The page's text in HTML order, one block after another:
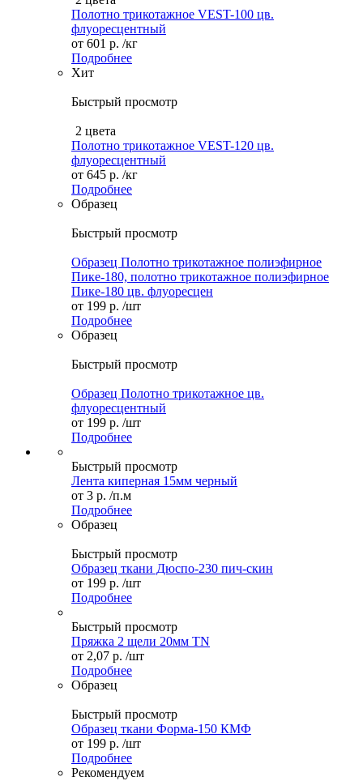
Полотно трикотажное VEST-100 цв.
флуоресцентный
от 601 р. /кг
Подробнее
Хит
Быстрый просмотр
2 цвета
Полотно трикотажное VEST-120 цв.
флуоресцентный
от 645 р. /кг
Подробнее
Образец
Быстрый просмотр
Образец Полотно трикотажное полиэфирное
Пике-180, полотно трикотажное полиэфирное
Пике-180 цв. флуоресцен
от 199 р. /шт
Подробнее
Образец
Быстрый просмотр
Образец Полотно трикотажное цв.
флуоресцентный
от 199 р. /шт
Подробнее
Быстрый просмотр
Лента киперная 15мм черный
от 3 р. /п.м
Подробнее
Образец
Быстрый просмотр
Образец ткани Дюспо-230 пич-скин
от 199 р. /шт
Подробнее
Быстрый просмотр
Пряжка 2 щели 20мм TN
от 2,07 р. /шт
Подробнее
Образец
Быстрый просмотр
Образец ткани Форма-150 КМФ
от 199 р. /шт
Подробнее
Рекомендуем